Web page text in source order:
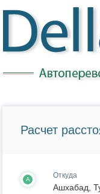
Расчет
A Откуда